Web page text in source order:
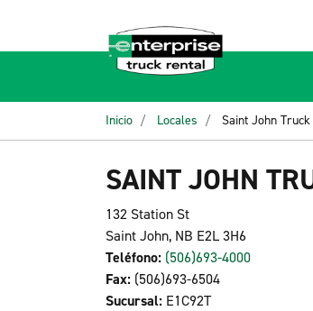
Inicio Locales Saint John
SAINT JOHN
132 Station St
Saint John, NB E2L 3H6
Teléfono: (506)693-4000
Fax: (506)693-6504
Sucursal: E1C92T